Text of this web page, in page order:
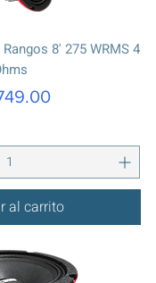
8' 275 WRMS 4
al carrito